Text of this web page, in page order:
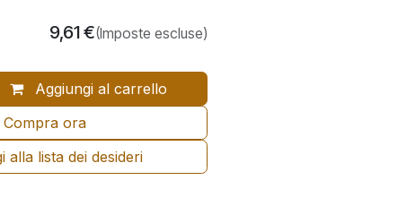
Aggiungi al carrello
Compra ora
alla lista dei desideri
9,61€(Imposte escluse)